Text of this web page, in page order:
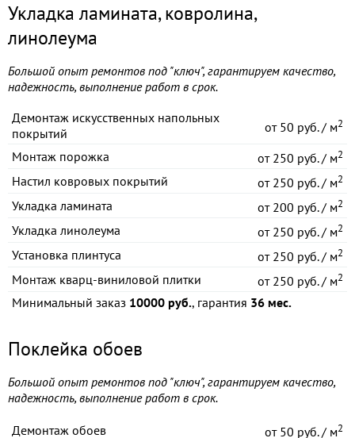
Укладка ламината, ковролина,
линолеума
Большой опыт ремонтов под "ключ", гарантируем качество,
надежность, выполнение работ в срок.
Демонтаж искусственных напольных
покрытий
от50 руб. / м2
Монтаж порожка от250 руб. / м2
Настил ковровых покрытий от250 руб. / м2
Укладка ламината от200 руб. / м2
Укладка линолеума от250 руб. / м2
Установка плинтуса от250 руб. / м2
Монтаж кварц-виниловой плитки от250 руб. / м2
Минимальный заказ 10000 руб., гарантия 36 мес.
Поклейка обоев
Большой опыт ремонтов под "ключ", гарантируем качество,
надежность, выполнение работ в срок.
Демонтаж обоев от50 руб. / м2